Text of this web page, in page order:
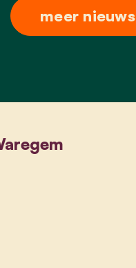
meer nieuws